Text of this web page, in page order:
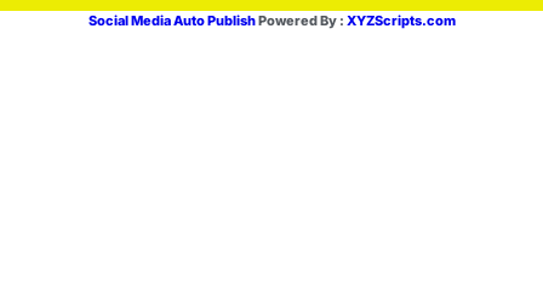
Social Media Auto PublishPowered By : XYZScripts.com